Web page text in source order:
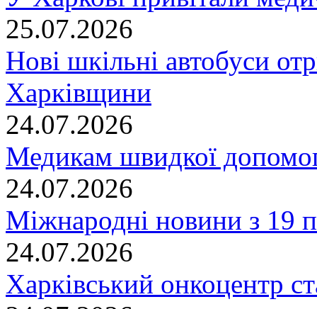
25.07.2026
Нові шкільні автобуси
Харківщини
24.07.2026
Медикам швидкої
24.07.2026
Міжнародні новини з 19
24.07.2026
Харківський онкоцентр